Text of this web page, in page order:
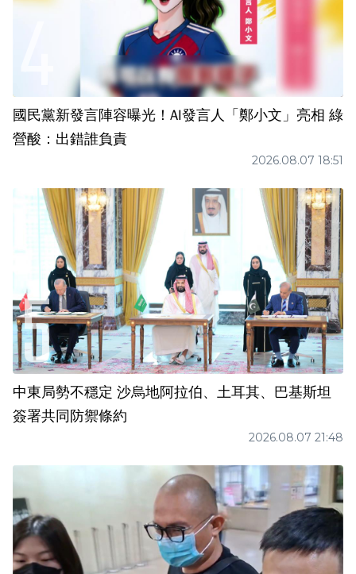
國民黨新發言陣容曝光！AI發言人「鄭小文」亮相 綠
營酸：出錯誰負責
2026.08.07 18:51
中東局勢不穩定 沙烏地阿拉伯、土耳其、巴基斯坦
簽署共同防禦條約
2026.08.07 21:48